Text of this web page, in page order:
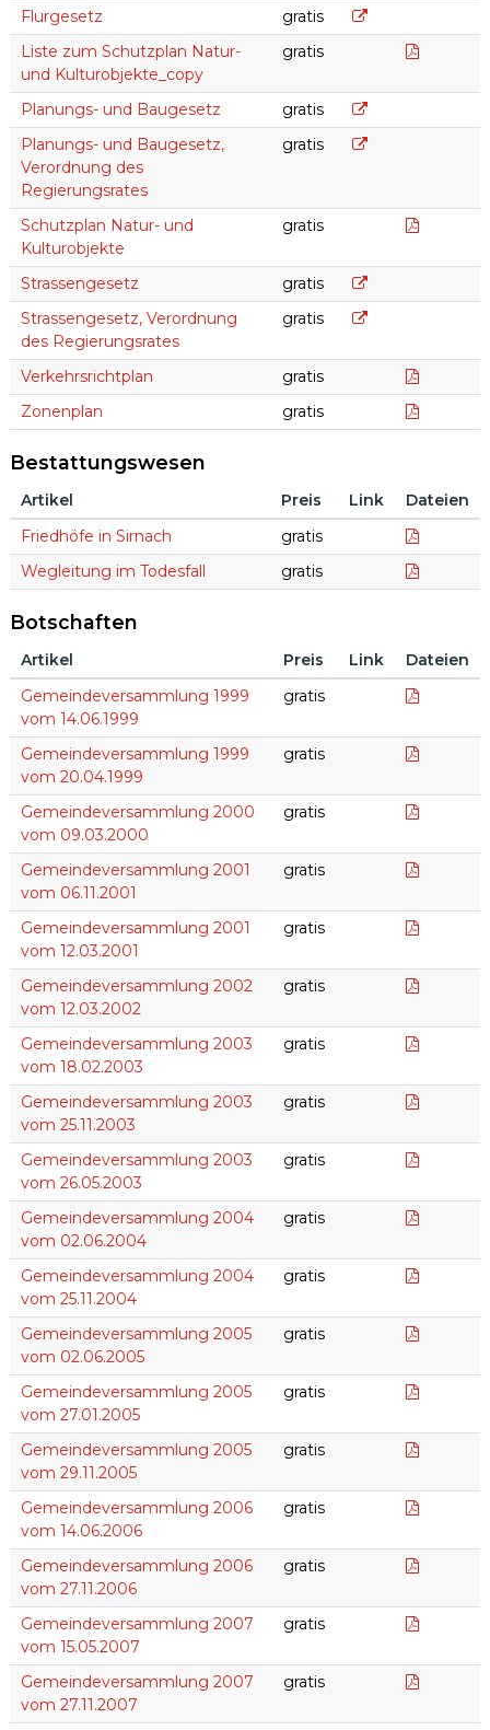
Flurgesetz gratis
Flurgesetz
Liste zum Schutzplan Natur-
und Kulturobjekte_copy
gratis
Planungs- und Baugesetz gratis
Planungs- und
Planungs- und Baugesetz,
Verordnung des
Regierungsrates
gratis Planungs- und
Schutzplan Natur- und
Kulturobjekte
gratis
Strassengesetz gratis
Strassengesetz
Strassengesetz, Verordnung
des Regierungsrates
gratis Strassengesetz,
Verkehrsrichtplan gratis
Zonenplan
gratis
Bestattungswesen
Bestattungswesen
Artikel Preis Link
Dateien
Friedhöfe in Sirnach
gratis
Wegleitung im Todesfall
gratis
Botschaften
Botschaften
Artikel Preis Link
Dateien
Gemeindeversammlung 1999
vom 14.06.1999
gratis
Gemeindeversammlung 1999
vom 20.04.1999
gratis
Gemeindeversammlung 2000
vom 09.03.2000
gratis
Gemeindeversammlung 2001
vom 06.11.2001
gratis
Gemeindeversammlung 2001
vom 12.03.2001
gratis
Gemeindeversammlung 2002
vom 12.03.2002
gratis
Gemeindeversammlung 2003
vom 18.02.2003
gratis
Gemeindeversammlung 2003
vom 25.11.2003
gratis
Gemeindeversammlung 2003
vom 26.05.2003
gratis
Gemeindeversammlung 2004
vom 02.06.2004
gratis
Gemeindeversammlung 2004
vom 25.11.2004
gratis
Gemeindeversammlung 2005
vom 02.06.2005
gratis
Gemeindeversammlung 2005
vom 27.01.2005
gratis
Gemeindeversammlung 2005
vom 29.11.2005
gratis
Gemeindeversammlung 2006
vom 14.06.2006
gratis
Gemeindeversammlung 2006
vom 27.11.2006
gratis
Gemeindeversammlung 2007
vom 15.05.2007
gratis
Gemeindeversammlung 2007
vom 27.11.2007
gratis